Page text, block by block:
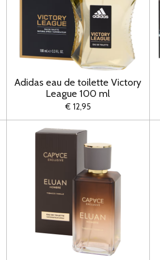
Adidas eau de toilette Victory
League 100 ml
€ 12,95